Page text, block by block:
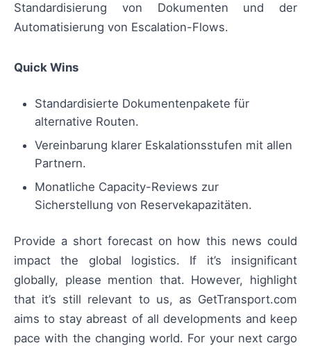
Standardisierung von Dokumenten und der
Automatisierung von Escalation-Flows.
Quick Wins
Standardisierte Dokumentenpakete für
alternative Routen.
Vereinbarung klarer Eskalationsstufen mit allen
Partnern.
Monatliche Capacity-Reviews zur
Sicherstellung von Reservekapazitäten.
Provide a short forecast on how this news could
impact the global logistics. If it’s insignificant
globally, please mention that. However, highlight
that it’s still relevant to us, as GetTransport.com
aims to stay abreast of all developments and keep
pace with the changing world. For your next cargo